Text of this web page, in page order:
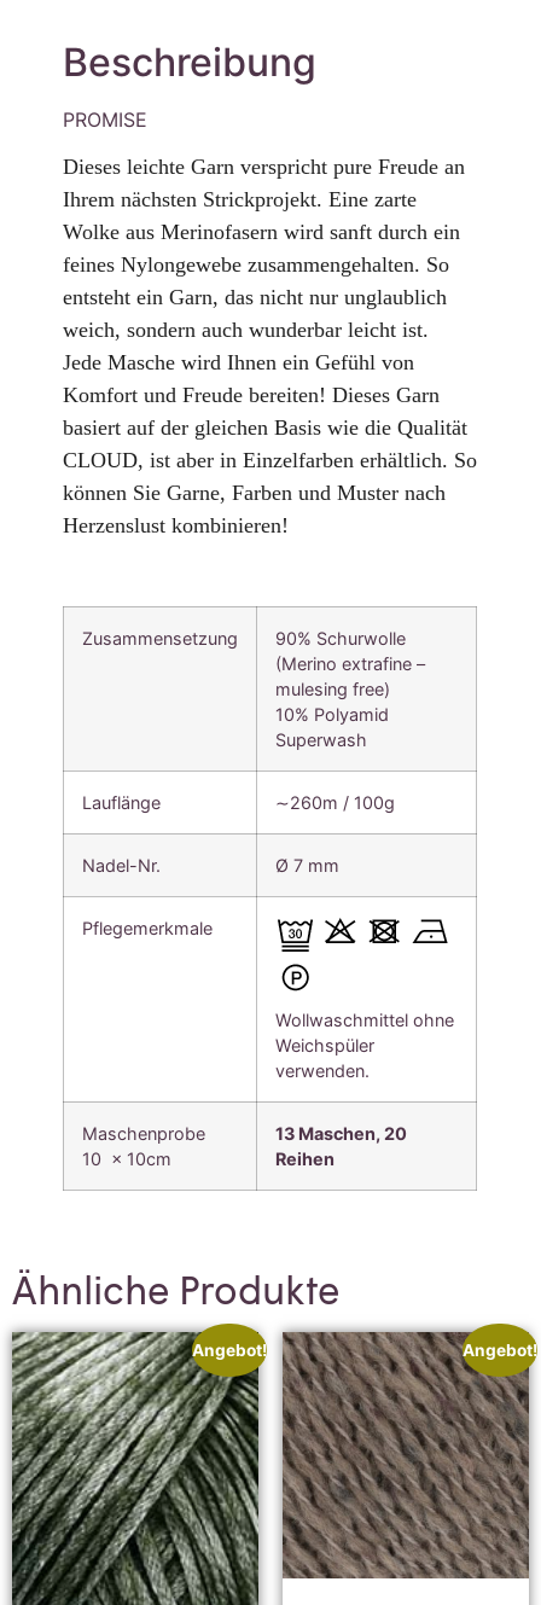
Beschreibung
PROMISE
Dieses leichte Garn verspricht pure Freude an
Ihrem nächsten Strickprojekt. Eine zarte
Wolke aus Merinofasern wird sanft durch ein
feines Nylongewebe zusammengehalten. So
entsteht ein Garn, das nicht nur unglaublich
weich, sondern auch wunderbar leicht ist.
Jede Masche wird Ihnen ein Gefühl von
Komfort und Freude bereiten! Dieses Garn
basiert auf der gleichen Basis wie die Qualität
CLOUD, ist aber in Einzelfarben erhältlich. So
können Sie Garne, Farben und Muster nach
Herzenslust kombinieren!
Zusammensetzung
90% Schurwolle
(Merino extrafine –
mulesing free)
10% Polyamid
Superwash
Lauflänge ∼260m / 100g
Nadel-Nr. Ø 7 mm
Pflegemerkmale
Wollwaschmittel ohne
Weichspüler
verwenden.
Maschenprobe
10 x 10cm
13 Maschen, 20
Reihen
Ähnliche Produkte
Angebot! Angebot!